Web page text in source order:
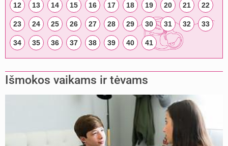
12 13 14 15 16 17 18 19 20 21 22
23 24 25 26 27 28 29 30 31 32 33
34 35 36 37 38 39 40 41
Išmokos vaikams ir tėvams